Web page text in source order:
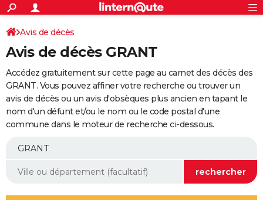
ACTUALITÉS
Politique
Société
Faits Divers
Education
Monde
Villes
+
SPORT
Coupe du monde 2026
Football
Tennis
Cyclisme
Rugby
Forum
Programme TV
TNT
Streaming
Cinéma
Sorties cinéma
Musique
+
FINANCE
Retraite
Epargne
Immobilier
Risques naturels par ville
Banque
Assurance
AUTO
Essais
Réserver un essai
Citadines
Berlines
SUV
Forum auto
+
Mobiles
Meilleur smartphone
Internet
Ordinateurs
Jeux vidéo
Guide high-tech
Aménagement intérieur
Avis de décès
Avis de décès GRANT
Accédez gratuitement sur cette page au carnet des décès des
GRANT. Vous pouvez affiner votre recherche ou trouver un
avis de décès ou un avis d'obsèques plus ancien en tapant le
nom d'un défunt et/ou le nom ou le code postal d'une
commune dans le moteur de recherche ci-dessous.